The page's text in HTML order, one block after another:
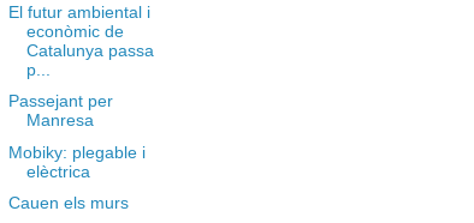
El futur ambiental i
econòmic de
Catalunya passa
p...
Passejant per
Manresa
Mobiky: plegable i
elèctrica
Cauen els murs